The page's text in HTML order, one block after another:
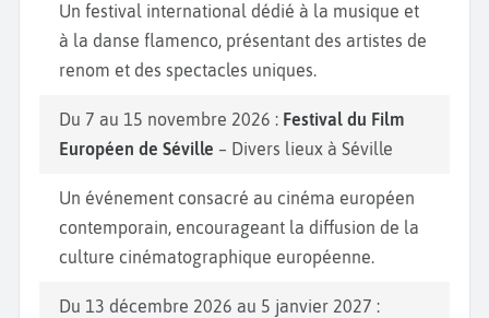
Un festival international dédié à la musique et
à la danse flamenco, présentant des artistes de
renom et des spectacles uniques.
Du 7 au 15 novembre 2026 : Festival du Film
Européen de Séville – Divers lieux à Séville
Un événement consacré au cinéma européen
contemporain, encourageant la diffusion de la
culture cinématographique européenne.
Du 13 décembre 2026 au 5 janvier 2027 :